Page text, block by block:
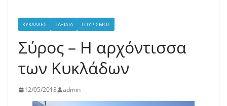
ΚΥΚΛΆΔΕΣ ΤΑΞΊΔΙΑ ΤΟΥΡΙΣΜΌΣ
Σύρος – Η αρχόντισσα
των Κυκλάδων
12/05/2018 admin